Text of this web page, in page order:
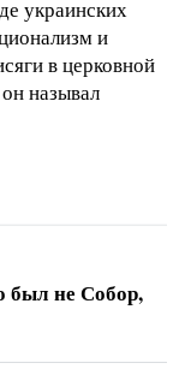
украинских
и
в церковной
называл
был не Собор,